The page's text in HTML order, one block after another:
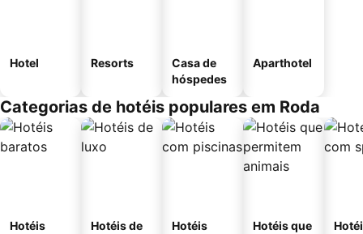
Hotel Resorts
Casa de
hóspedes
Aparthotel
Categorias de hotéis populares em Roda
Hotéis
Hotéis de
Hotéis
Hotéis que